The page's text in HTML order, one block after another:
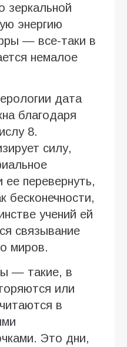
зеркальной
энергию
— все-таки в
немалое
дата
благодаря
8.
силу,
ее перевернуть,
бесконечности,
учений ей
связывание
миров.
— такие, в
или
в
Это дни,